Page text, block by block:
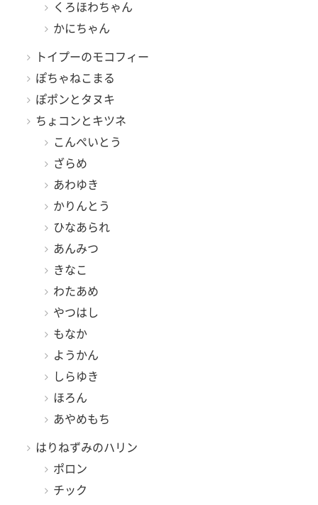
くろほわちゃん
かにちゃん
トイプーのモコフィー
ぽちゃねこまる
ぽポンとタヌキ
ちょコンとキツネ
こんぺいとう
ざらめ
あわゆき
かりんとう
ひなあられ
あんみつ
きなこ
わたあめ
やつはし
もなか
ようかん
しらゆき
ほろん
あやめもち
はりねずみのハリン
ポロン
チック